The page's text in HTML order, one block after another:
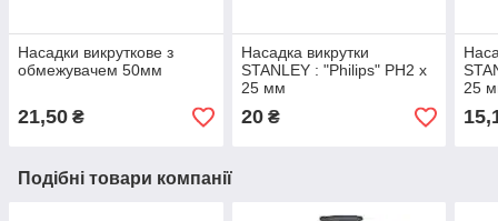
Насадки викруткове з
обмежувачем 50мм
21,50 ₴
Насадка викрутки
STANLEY : "Philips" PH2 х
25 мм
20₴
25
Подібні товари компанії